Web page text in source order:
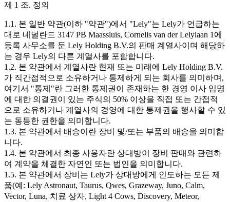
제 1 조. 정의
1.1. 본 일반 약관(이하 "약관")에서 "Lely"는 Lely가 언급하는
대로 네덜란드 3147 PB Maassluis, Cornelis van der Lelylaan 1에
등록 사무소를 둔 Lely Holding B.V.의 판매 계열사이며 해당하
는 경우 Lely의 다른 계열사를 포함합니다.
1.2. 본 약관에서 계열사란 현재 또는 미래에 Lely Holding B.V.
가 직간접적으로 소유하거나 통제하게 되는 회사를 의미하며,
여기서 "통제"란 그러한 통제권이 존재하는 한 경영 이사 임명
에 대한 의결권이 있는 주식의 50% 이상을 직접 또는 간접적
으로 소유하거나 계열사의 경영에 대한 통제권을 행사할 수 있
는 동등한 권한을 의미합니다.
1.3. 본 약관에서 배송이란 장비 및/또는 부품의 배송을 의미합
니다.
1.4. 본 약관에서 최종 사용자란 상대방이 장비 판매와 관련하
여 계약을 체결한 자연인 또는 법인을 의미합니다.
1.5. 본 약관에서 장비는 Lely가 상대방에게 인도하는 모든 제
품(예: Lely Astronaut, Taurus, Qwes, Grazeway, Juno, Calm,
Vector, Luna, 치료 상자, Light 4 Cows, Discovery, Meteor,